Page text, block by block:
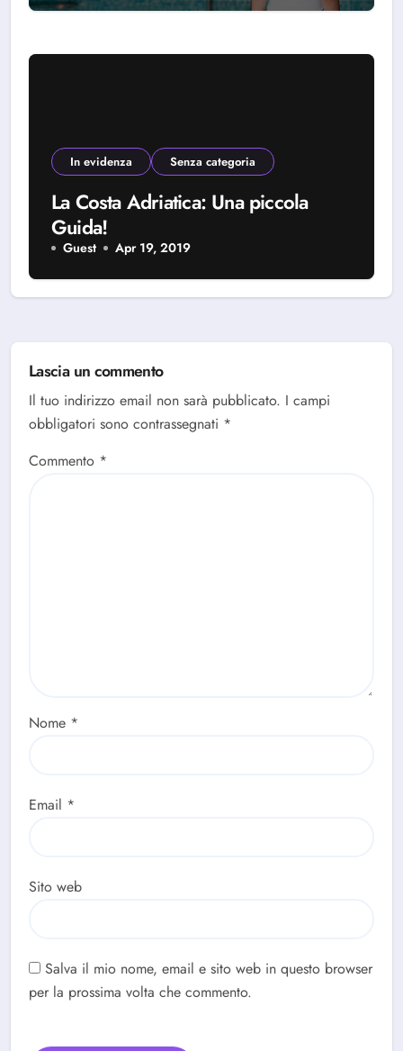
In evidenza Senza categoria
La Costa Adriatica: Una piccola
Guida!
Guest Apr 19, 2019
Lascia un commento
Il tuo indirizzo email non sarà pubblicato. I campi
obbligatori sono contrassegnati *
Commento *
Nome *
Email *
Sito web
Salva il mio nome, email e sito web in questo browser
per la prossima volta che commento.